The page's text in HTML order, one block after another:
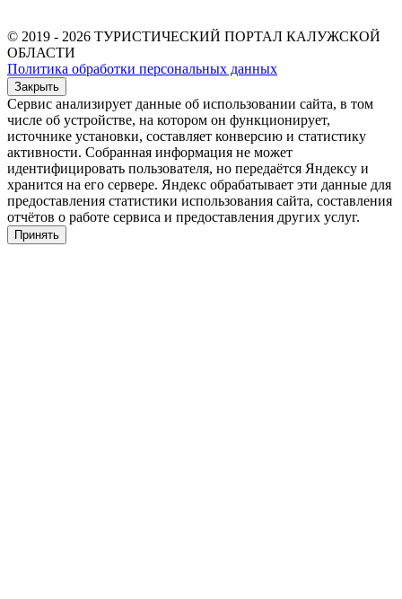
© 2019 - 2026 ТУРИСТИЧЕСКИЙ ПОРТАЛ КАЛУЖСКОЙ
ОБЛАСТИ
Политика обработки персональных данных
Закрыть
Сервис анализирует данные об использовании сайта, в том
числе об устройстве, на котором он функционирует,
источнике установки, составляет конверсию и статистику
активности. Собранная информация не может
идентифицировать пользователя, но передаётся Яндексу и
хранится на его сервере. Яндекс обрабатывает эти данные для
предоставления статистики использования сайта, составления
отчётов о работе сервиса и предоставления других услуг.
Принять